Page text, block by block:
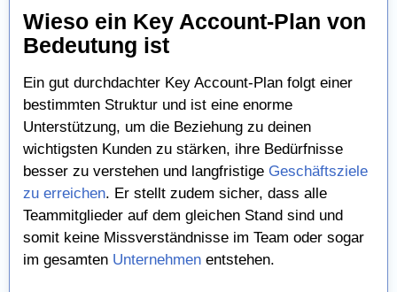
Wieso ein Key Account-Plan von
Bedeutung ist
Ein gut durchdachter Key Account-Plan folgt einer
bestimmten Struktur und ist eine enorme
Unterstützung, um die Beziehung zu deinen
wichtigsten Kunden zu stärken, ihre Bedürfnisse
besser zu verstehen und langfristige Geschäftsziele
zu erreichen. Er stellt zudem sicher, dass alle
Teammitglieder auf dem gleichen Stand sind und
somit keine Missverständnisse im Team oder sogar
im gesamten Unternehmen entstehen.